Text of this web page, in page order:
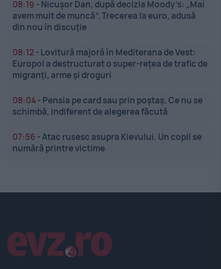
08:19 - Nicușor Dan, după decizia Moody’s: „Mai
avem mult de muncă”. Trecerea la euro, adusă
din nou în discuție
08:12 - Lovitură majoră în Mediterana de Vest:
Europol a destructurat o super-rețea de trafic de
migranți, arme și droguri
08:04- Pensia pe card sau prin poștaș. Ce nu se
schimbă, indiferent de alegerea făcută
07:56 -Atac rusesc asupra Kievului. Un copil se
numără printre victime
Linkuri utile